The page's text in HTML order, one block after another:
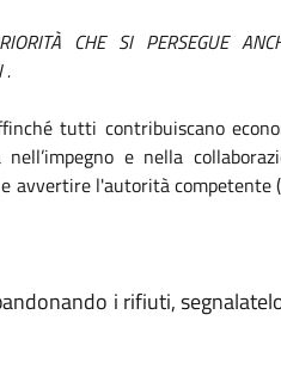
CHE SI PERSEGUE
.
tutti contribuiscano
e nella
avvertire l'autorità competente
i rifiuti,